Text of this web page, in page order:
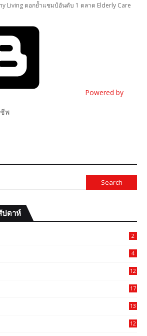
Living ตอกย้ำแชมป์อันดับ 1 ตลาด Elderly Care
Powered by
พ
ปดาห์
2
4
12
17
13
12